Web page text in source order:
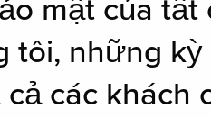
mật của tất
những kỳ
các khách